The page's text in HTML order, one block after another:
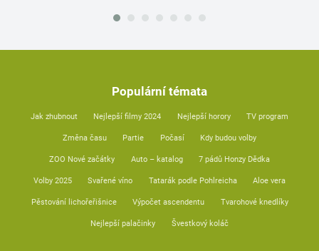
Populární témata
Jak zhubnout Nejlepší filmy 2024 Nejlepší horory TV program
Změna času Partie Počasí Kdy budou volby
ZOO Nové začátky Auto – katalog 7 pádů Honzy Dědka
Volby 2025 Svařené víno Tatarák podle Pohlreicha Aloe vera
Pěstování lichořeřišnice Výpočet ascendentu Tvarohové knedlíky
Nejlepší palačinky Švestkový koláč